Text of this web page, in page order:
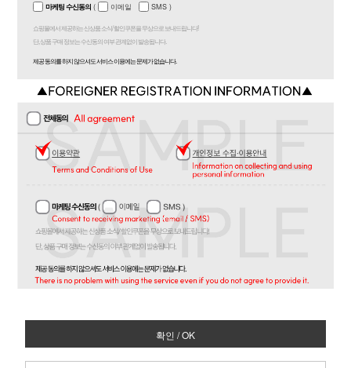
마케팅 수신동의 ( 이메일 SMS )
쇼핑몰에서 제공하는 신상품 소식/ 할인쿠폰을 무상으로 보내드립니다!
단, 상품 구매 정보는 수신동의 여부 관계없이 발송됩니다.
제공 동의를 하지 않으셔도 서비스 이용에는 문제가 없습니다.
확인 / OK